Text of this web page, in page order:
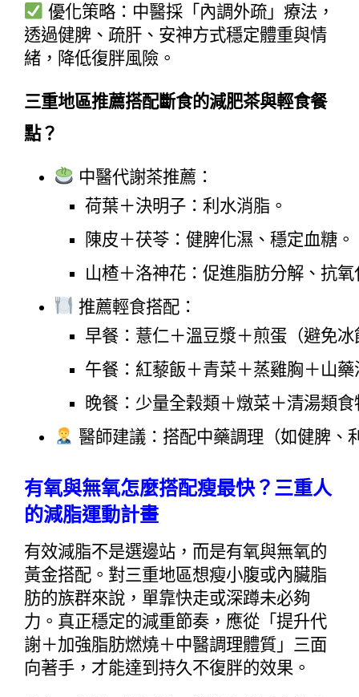
優化策略：中醫採「內調外疏」療法，
透過健脾、疏肝、安神方式穩定體重與情
緒，降低復胖風險。
三重地區推薦搭配斷食的減肥茶與輕食餐
點？
中醫代謝茶推薦：
荷葉＋決明子：利水消脂。
陳皮＋茯苓：健脾化濕、穩定血糖。
山楂＋洛神花：促進脂肪分解、抗氧
推薦輕食搭配：
早餐：薏仁＋溫豆漿＋煎蛋（避免冰
午餐：紅藜飯＋青菜＋蒸雞胸＋山藥
晚餐：少量全榖類＋燉菜＋清湯類食
醫師建議：搭配中藥調理（如健脾、
有氧與無氧怎麼搭配瘦最快？三重人
的減脂運動計畫
有效減脂不是選邊站，而是有氧與無氧的
黃金搭配。對三重地區想瘦小腹或內臟脂
肪的族群來說，單靠快走或深蹲未必夠
力。真正穩定的減重節奏，應從「提升代
謝＋加強脂肪燃燒＋中醫調理體質」三面
向著手，才能達到持久不復胖的效果。